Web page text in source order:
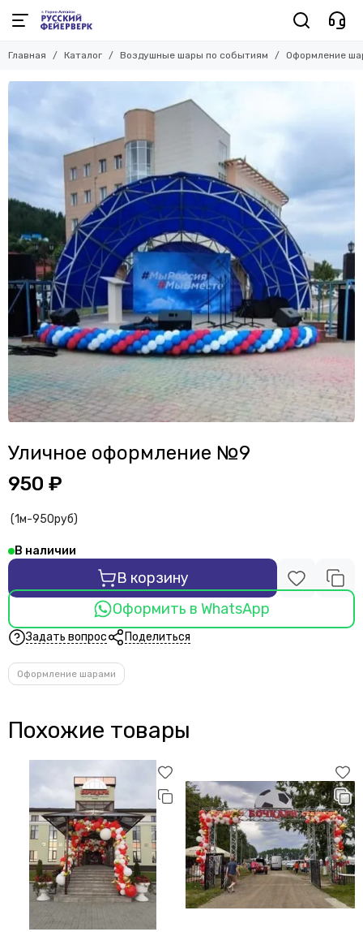
Воздушные шары по событиям
Шары на 1 годик
Шары на 8 марта
Шары выписка роддом
Для девочки шары
Для мальчик шары
Шары для женщины
Шары для мужчины
Выпускной школа
Выпускной детский сад
Оформление шарами
Главная Каталог Воздушные шары по событиям Оформление
Уличное оформление №9
950 ₽
(1м-950руб)
В наличии
В корзину
Оформить в WhatsApp
Задать вопрос Поделиться
Оформление шарами
Похожие товары